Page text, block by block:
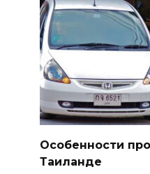
Особенности
Таиланде